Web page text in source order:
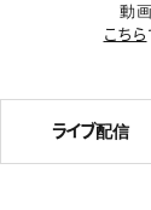
動
こちら
ライブ配信